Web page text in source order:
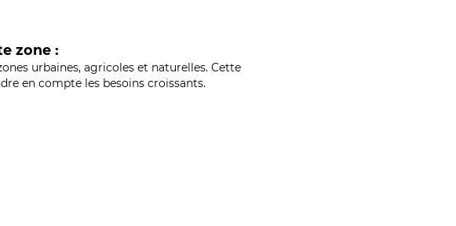
zone :
urbaines, agricoles et naturelles. Cette
en compte les besoins croissants.